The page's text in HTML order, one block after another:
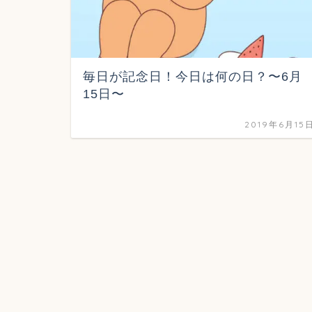
毎日が記念日！今日は何の日？〜6月
15日〜
2019年6月15